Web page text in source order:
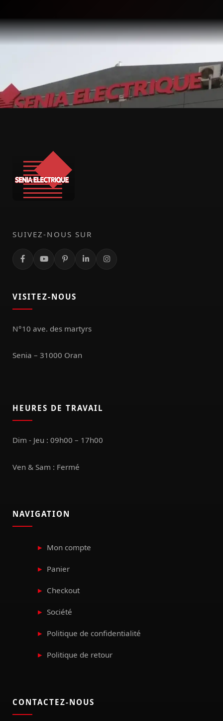
SUIVEZ-NOUS SUR
VISITEZ-NOUS
N°10 ave. des martyrs
Senia – 31000 Oran
HEURES DE TRAVAIL
Dim - Jeu : 09h00 – 17h00
Ven & Sam : Fermé
NAVIGATION
Mon compte
Panier
Checkout
Société
Politique de confidentialité
Politique de retour
CONTACTEZ-NOUS